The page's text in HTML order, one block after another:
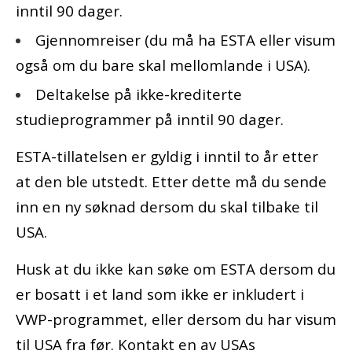
inntil 90 dager.
Gjennomreiser (du må ha ESTA eller visum
også om du bare skal mellomlande i USA).
Deltakelse på ikke-krediterte
studieprogrammer på inntil 90 dager.
ESTA-tillatelsen er gyldig i inntil to år etter
at den ble utstedt. Etter dette må du sende
inn en ny søknad dersom du skal tilbake til
USA.
Husk at du ikke kan søke om ESTA dersom du
er bosatt i et land som ikke er inkludert i
VWP-programmet, eller dersom du har visum
til USA fra før. Kontakt en av USAs